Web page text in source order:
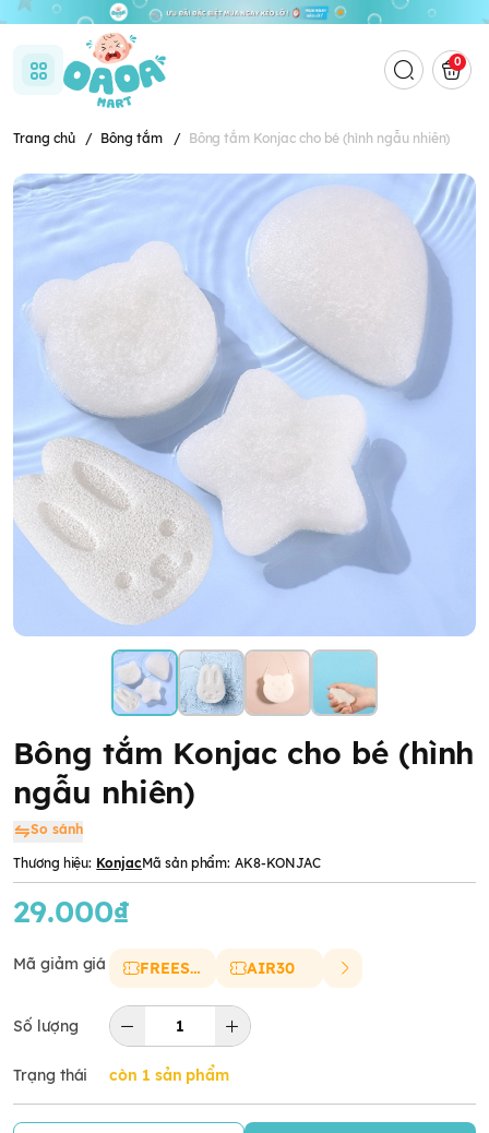
0
Trang chủ / Bông tắm / Bông tắm Konjac cho bé (hình ngẫu nhiên)
Bông tắm Konjac cho bé (hình
ngẫu nhiên)
So sánh
Thương hiệu: KonjacMã sản phẩm: AK8-KONJAC
29.000₫
Mã giảm giá FREESHIP AIR30
Số lượng
Trạng thái còn 1 sản phẩm